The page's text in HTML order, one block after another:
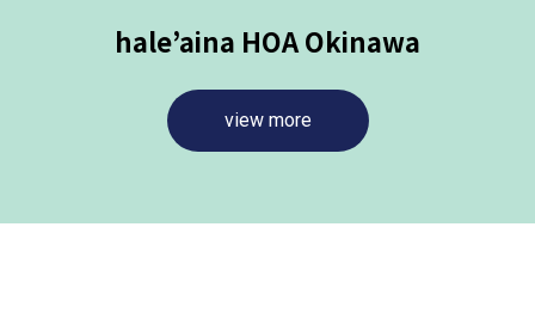
hale’aina HOA Okinawa
view more